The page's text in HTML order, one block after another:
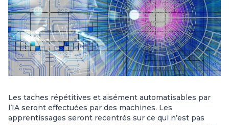
Les taches répétitives et aisément automatisables par
l’IA seront effectuées par des machines. Les
apprentissages seront recentrés sur ce qui n’est pas